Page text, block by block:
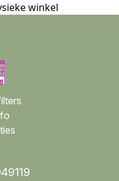
winkel